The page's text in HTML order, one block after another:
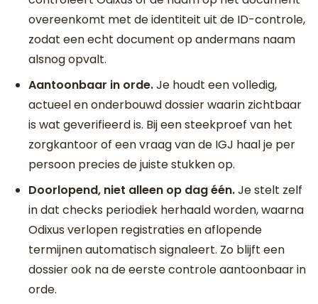
overeenkomt met de identiteit uit de ID-controle,
zodat een echt document op andermans naam
alsnog opvalt.
Aantoonbaar in orde.Je houdt een volledig,
actueel en onderbouwd dossier waarin zichtbaar
is wat geverifieerd is. Bij een steekproef van het
zorgkantoor of een vraag van de IGJ haal je per
persoon precies de juiste stukken op.
Doorlopend, niet alleen op dag één.Je stelt zelf
in dat checks periodiek herhaald worden, waarna
Odixus verlopen registraties en aflopende
termijnen automatisch signaleert. Zo blijft een
dossier ook na de eerste controle aantoonbaar in
orde.